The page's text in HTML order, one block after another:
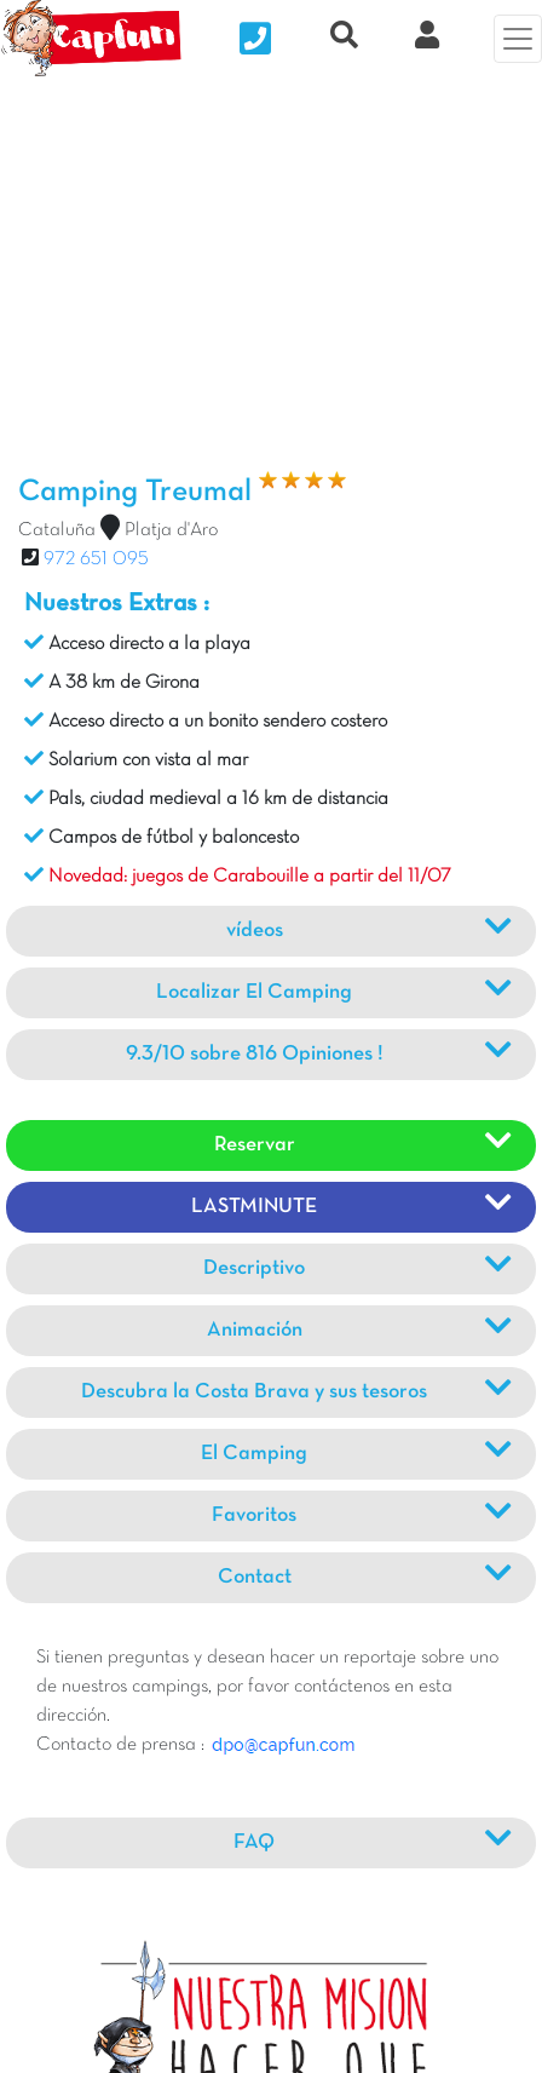
Nous contacterRecherche rapide
Mi
Camping Treumal
Cataluña
Platja d'Aro
972 651 095
Nuestros Extras :
Acceso directo a la playa
A 38 km de Girona
Acceso directo a un bonito sendero costero
Solarium con vista al mar
Pals, ciudad medieval a 16 km de distancia
Campos de fútbol y baloncesto
Novedad: juegos de Carabouille a partir del 11/07
vídeos
Localizar El Camping
9.3/10 sobre 816 Opiniones !
Reservar
LASTMINUTE
Descriptivo
Animación
Descubra la Costa Brava y sus tesoros
El Camping
Favoritos
Contact
Si tienen preguntas y desean hacer un reportaje sobre uno
de nuestros campings, por favor contáctenos en esta
dirección.
Contacto de prensa :
FAQ